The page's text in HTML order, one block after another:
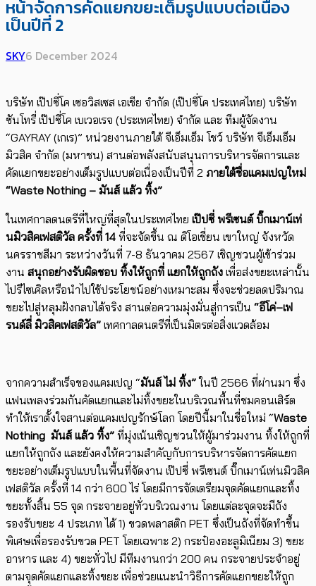
หน้าจัดการคัดแยกขยะเต็มรูปแบบต่อเนื่อง
เป็นปีที่ 2
SKY6 December 2024
บริษัท เป๊ปซี่โค เซอวิสเซส เอเชีย จำกัด (เป๊ปซี่โค ประเทศไทย) บริษัท
ซันโทรี่ เป๊ปซี่โค เบเวอเรจ (ประเทศไทย) จํากัด และ ทีมผู้จัดงาน
“GAYRAY (เกเร)” หน่วยงานภายใต้ จีเอ็มเอ็ม โชว์ บริษัท จีเอ็มเอ็ม
มิวสิค จำกัด (มหาชน) สานต่อพลังสนับสนุนการบริหารจัดการและ
คัดแยกขยะอย่างเต็มรูปแบบต่อเนื่องเป็นปีที่ 2 ภายใต้ชื่อแคมเปญใหม่
“Waste Nothing – มันส์ แล้ว ทิ้ง”
ในเทศกาลดนตรีที่ใหญ่ที่สุดในประเทศไทย เป๊ปซี่ พรีเซนต์ บิ๊กเมาน์เท่
นมิวสิคเฟสติวัล ครั้งที่ 14 ที่จะจัดขึ้น ณ ดิโอเชี่ยน เขาใหญ่ จังหวัด
นครราชสีมา ระหว่างวันที่ 7-8 ธันวาคม 2567 เชิญชวนผู้เข้าร่วม
งาน สนุกอย่างรับผิดชอบ ทิ้งให้ถูกที่ แยกให้ถูกถัง เพื่อส่งขยะเหล่านั้น
ไปรีไซเคิลหรือนำไปใช้ประโยชน์อย่างเหมาะสม ซึ่งจะช่วยลดปริมาณ
ขยะไปสู่หลุมฝังกลบได้จริง สานต่อความมุ่งมั่นสู่การเป็น “อีโค่–เฟ
รนด์ลี่ มิวสิคเฟสติวัล” เทศกาลดนตรีที่เป็นมิตรต่อสิ่งแวดล้อม
จากความสำเร็จของแคมเปญ “มันส์ ไม่ ทิ้ง”ในปี 2566 ที่ผ่านมา ซึ่ง
แฟนเพลงร่วมกันคัดแยกและไม่ทิ้งขยะในบริเวณพื้นที่ชมคอนเสิร์ต
ทำให้เราตั้งใจสานต่อแคมเปญรักษ์โลก โดยปีนี้มาในชื่อใหม่ “Waste
Nothing มันส์ แล้ว ทิ้ง” ที่มุ่งเน้นเชิญชวนให้ผู้มาร่วมงาน ทิ้งให้ถูกที่
แยกให้ถูกถัง และยังคงให้ความสำคัญกับการบริหารจัดการคัดแยก
ขยะอย่างเต็มรูปแบบในพื้นที่จัดงาน เป๊ปซี่ พรีเซนต์ บิ๊กเมาน์เท่นมิวสิค
เฟสติวัล ครั้งที่ 14 กว่า 600 ไร่ โดยมีการจัดเตรียมจุดคัดแยกและทิ้ง
ขยะทั้งสิ้น 55 จุด กระจายอยู่ทั่วบริเวณงาน โดยแต่ละจุดจะมีถัง
รองรับขยะ 4 ประเภท ได้ 1) ขวดพลาสติก PET ซึ่งเป็นถังที่จัดทำขึ้น
พิเศษเพื่อรองรับขวด PET โดยเฉพาะ 2) กระป๋องอะลูมิเนียม 3) ขยะ
อาหาร และ 4) ขยะทั่วไป มีทีมงานกว่า 200 คน กระจายประจำอยู่
ตามจุดคัดแยกและทิ้งขยะ เพื่อช่วยแนะนำวิธีการคัดแยกขยะให้ถูก